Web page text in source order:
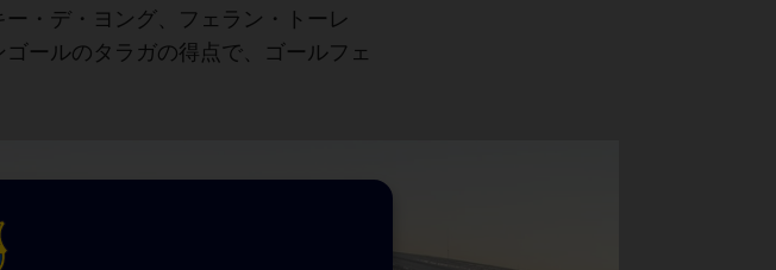
・デ・ヨング、フェラン・トーレ
ールのタラガの得点で、ゴールフェ
Barcelona badge